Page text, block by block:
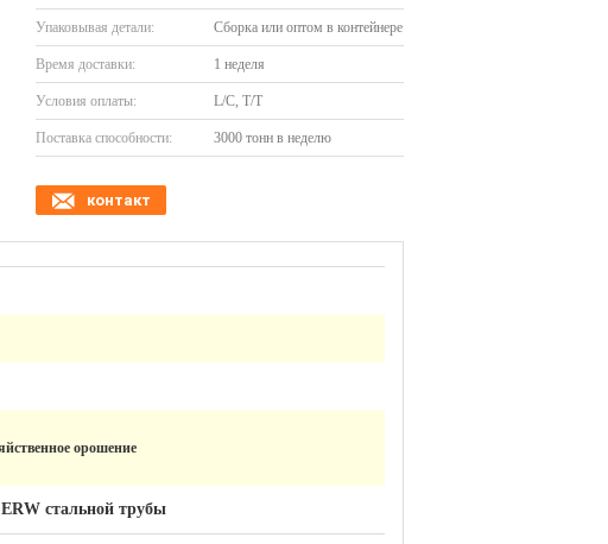
Упаковывая детали: Сборка или оптом в контейнере
Время доставки: 1 неделя
Условия оплаты: L/C, T/T
Поставка способности: 3000 тонн в неделю
контакт
орошение
стальной трубы